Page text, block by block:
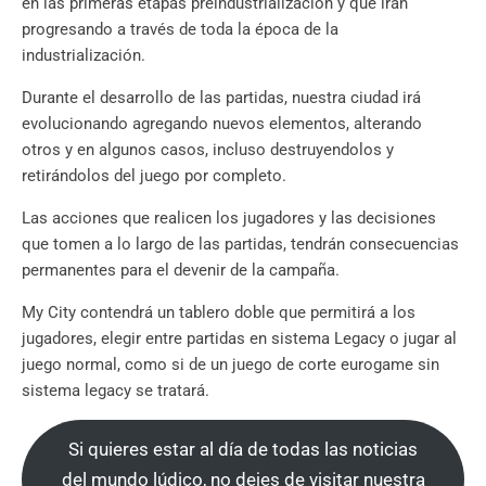
progresando a través de toda la época de la
industrialización.
Durante el desarrollo de las partidas, nuestra ciudad irá
evolucionando agregando nuevos elementos, alterando
otros y en algunos casos, incluso destruyendolos y
retirándolos del juego por completo.
Las acciones que realicen los jugadores y las decisiones
que tomen a lo largo de las partidas, tendrán consecuencias
permanentes para el devenir de la campaña.
My City contendrá un tablero doble que permitirá a los
jugadores, elegir entre partidas en sistema Legacy o jugar al
juego normal, como si de un juego de corte eurogame sin
sistema legacy se tratará.
Si quieres estar al día de todas las noticias
del mundo lúdico, no dejes de visitar nuestra